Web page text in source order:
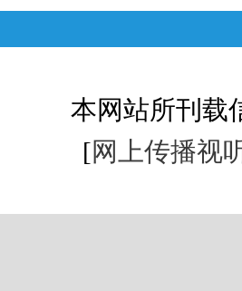
本网站所刊载
[网上传播视